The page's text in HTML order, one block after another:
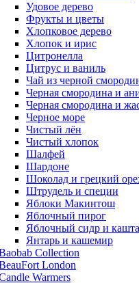
Удовое дерево
Фрукты и цветы
Хлопковое дерево
Хлопок и ирис
Цитронелла
Цитрус и ваниль
Чай из черной
Черная смородина и
Черная смородина и
Черное море
Чистый лён
Чистый хлопок
Шалфей
Шардоне
Шоколад и грецкий
Штрудель и специи
Яблоки Макинтош
Яблочный пирог
Яблочный сидр и
Янтарь и кашемир
Collection
London
Warmers